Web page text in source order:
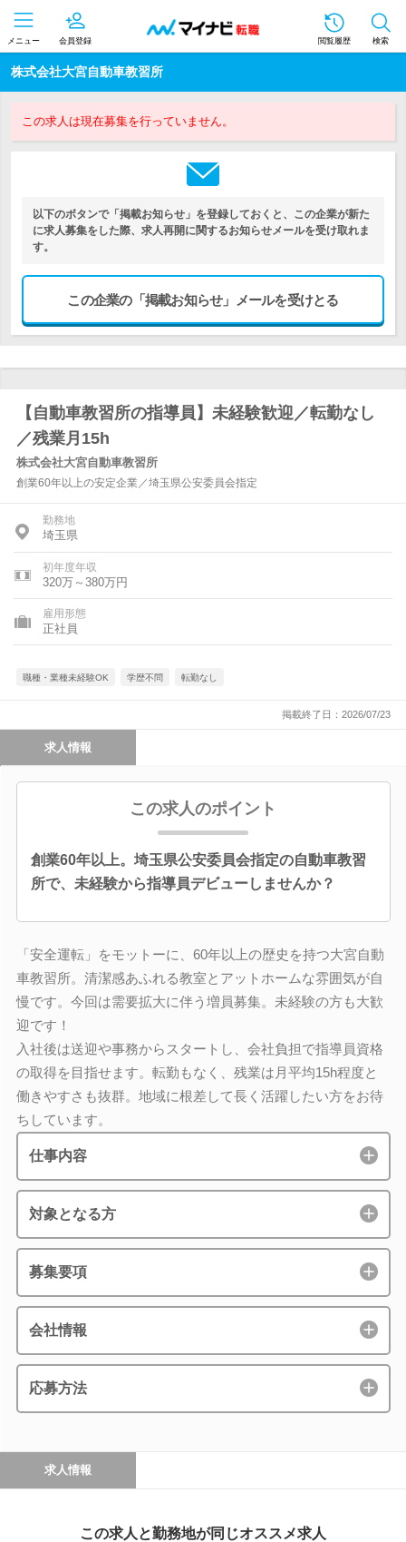
メニュー 会員登録 閲覧履歴 検索
株式会社大宮自動車教習所
この求人は現在募集を行っていません。
以下のボタンで「掲載お知らせ」を登録しておくと、この企業が新た
に求人募集をした際、求人再開に関するお知らせメールを受け取れま
す。
この企業の「掲載お知らせ」メールを受けとる
【自動車教習所の指導員】未経験歓迎／転勤なし
／残業月15h
株式会社大宮自動車教習所
創業60年以上の安定企業／埼玉県公安委員会指定
勤務地
埼玉県
初年度年収
320万～380万円
雇用形態
正社員
職種・業種未経験OK 学歴不問 転勤なし
掲載終了日：2026/07/23
求人情報
この求人のポイント
創業60年以上。埼玉県公安委員会指定の自動車教習
所で、未経験から指導員デビューしませんか？
「安全運転」をモットーに、60年以上の歴史を持つ大宮自動
車教習所。清潔感あふれる教室とアットホームな雰囲気が自
慢です。今回は需要拡大に伴う増員募集。未経験の方も大歓
迎です！
入社後は送迎や事務からスタートし、会社負担で指導員資格
の取得を目指せます。転勤もなく、残業は月平均15h程度と
働きやすさも抜群。地域に根差して長く活躍したい方をお待
ちしています。
仕事内容
対象となる方
募集要項
会社情報
応募方法
求人情報
この求人と勤務地が同じオススメ求人